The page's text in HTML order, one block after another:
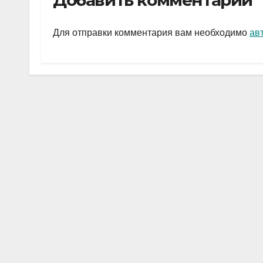
gr
a
s
A
p
а
в
ть
Для отправки комментария вам необходимо